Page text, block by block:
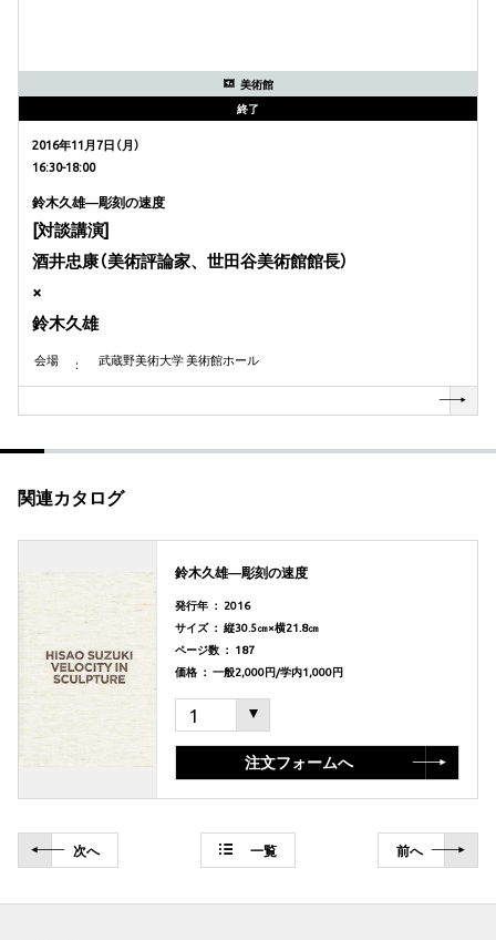
美術館
終了
2016年11月7日（月）
16:30-18:00
鈴木久雄―彫刻の速度
[対談講演]
酒井忠康（美術評論家、世田谷美術館館長）
×
鈴木久雄
会場 武蔵野美術大学 美術館ホール
関連カタログ
鈴木久雄―彫刻の速度
発行年 ： 2016
サイズ ： 縦30.5㎝×横21.8㎝
ページ数 ： 187
価格 ： 一般2,000円/学内1,000円
注文フォームへ
次へ 一覧 前へ